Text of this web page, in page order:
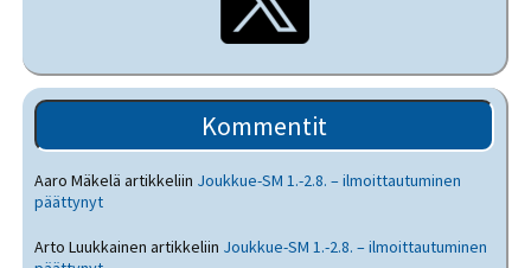
Kommentit
Aaro Mäkelä artikkeliin Joukkue-SM 1.-2.8. – ilmoittautuminen
päättynyt
Arto Luukkainen artikkeliin Joukkue-SM 1.-2.8. – ilmoittautuminen